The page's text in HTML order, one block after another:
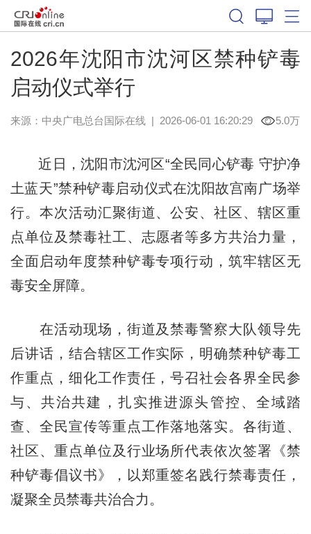
2026年沈阳市沈河区禁种铲毒
启动仪式举行
来源：中央广电总台国际在线| 2026-06-01 16:20:29 5.0万
近日，沈阳市沈河区“全民同心铲毒 守护净
土蓝天”禁种铲毒启动仪式在沈阳故宫南广场举
行。本次活动汇聚街道、公安、社区、辖区重
点单位及禁毒社工、志愿者等多方共治力量，
全面启动年度禁种铲毒专项行动，筑牢辖区无
毒安全屏障。
在活动现场，街道及禁毒警察大队领导先
后讲话，结合辖区工作实际，明确禁种铲毒工
作重点，细化工作责任，号召社会各界全民参
与、共治共建，扎实推进源头管控、全域踏
查、全民宣传等重点工作落地落实。各街道、
社区、重点单位及行业场所代表依次签署《禁
种铲毒倡议书》，以郑重签名践行禁毒责任，
凝聚全员禁毒共治合力。